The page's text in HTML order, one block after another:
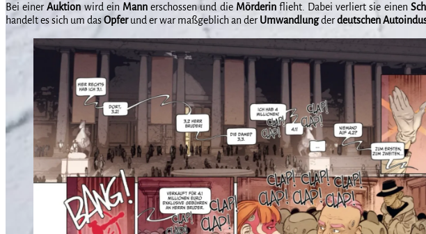
Bei einerAuktion wird ein Mannerschossen und die Mörderinflieht. Dabei verliert sie einen
handelt es sich um dasOpferund er war maßgeblich an der Umwandlungderdeutschen